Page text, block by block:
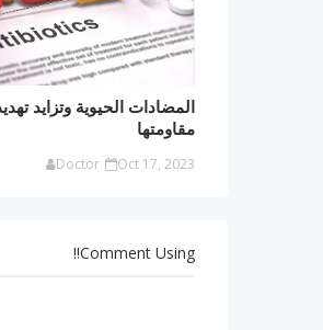
المضادات الحيوية وتزايد
مقاومتها
Doctor Oct 17, 2023
Comment Using!!